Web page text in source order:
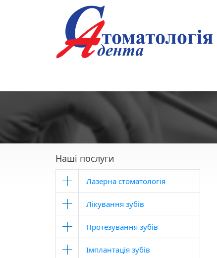
Наші послуги
Лазерна стоматологія
Лікування зубів
Протезування зубів
Імплантація зубів